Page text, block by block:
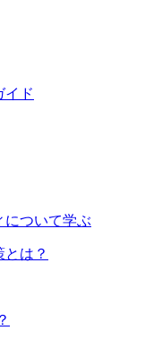
イド
について学ぶ
とは？